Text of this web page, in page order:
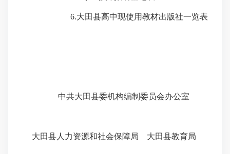
6.大田县高中现使用教材出版社一览表
中共大田县委机构编制委员会办公室
大田县人力资源和社会保障局 大田县教育局